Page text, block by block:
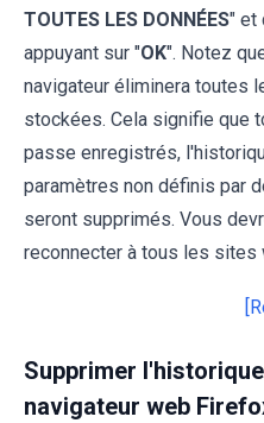
TOUTES LES DONNÉES" et
appuyant sur "OK". Notez
navigateur éliminera toutes
stockées. Cela signifie que
passe enregistrés,
paramètres non définis par
seront supprimés. Vous
reconnecter à tous les sites
Supprimer
navigateur web